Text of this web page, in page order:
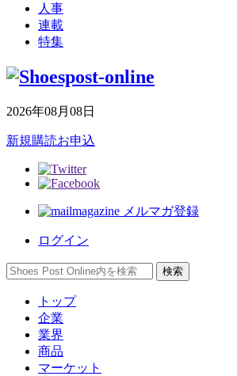
人事
連載
特集
2026年08月08日
新規購読お申込
メルマガ登録
ログイン
トップ
企業
業界
商品
マーケット